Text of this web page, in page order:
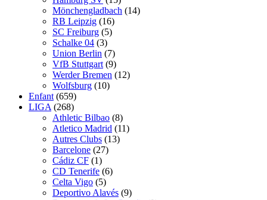
Mönchengladbach (14)
RB Leipzig (16)
SC Freiburg (5)
Schalke 04 (3)
Union Berlin (7)
VfB Stuttgart (9)
Werder Bremen (12)
Wolfsburg (10)
Enfant (659)
LIGA (268)
Athletic Bilbao (8)
Atletico Madrid (11)
Autres Clubs (13)
Barcelone (27)
Cádiz CF (1)
CD Tenerife (6)
Celta Vigo (5)
Deportivo Alavés (9)